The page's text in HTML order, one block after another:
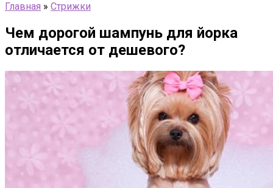
Главная » Стрижки
Чем дорогой шампунь для йорка
отличается от дешевого?